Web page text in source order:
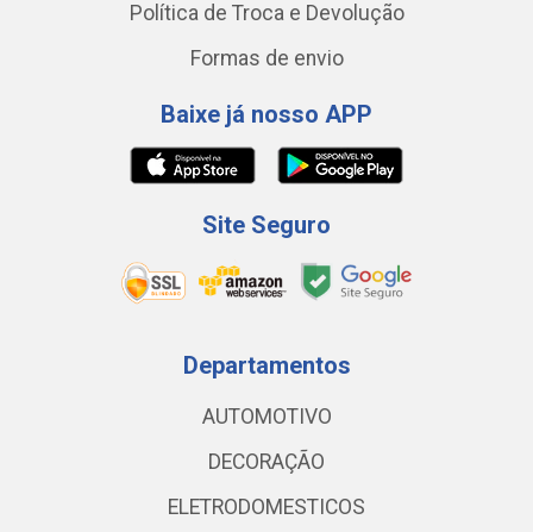
Política de Troca e Devolução
Formas de envio
Baixe já nosso APP
Site Seguro
Departamentos
AUTOMOTIVO
DECORAÇÃO
ELETRODOMESTICOS